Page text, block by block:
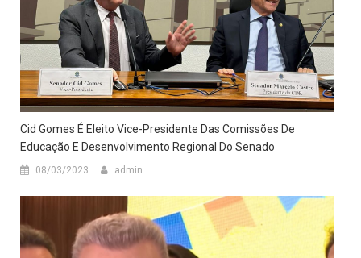
Cid Gomes É Eleito Vice-Presidente Das Comissões De
Educação E Desenvolvimento Regional Do Senado
08/03/2023 admin